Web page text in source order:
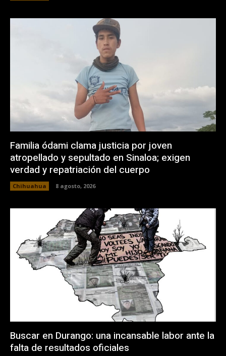
Familia ódami clama justicia por joven
atropellado y sepultado en Sinaloa; exigen
verdad y repatriación del cuerpo
Chihuahua 8 agosto, 2026
Buscar en Durango: una incansable labor ante la
falta de resultados oficiales